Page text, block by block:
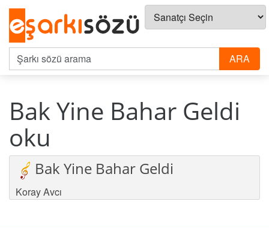
Bak Yine Bahar Geldi
oku
Bak Yine Bahar Geldi
Koray Avcı